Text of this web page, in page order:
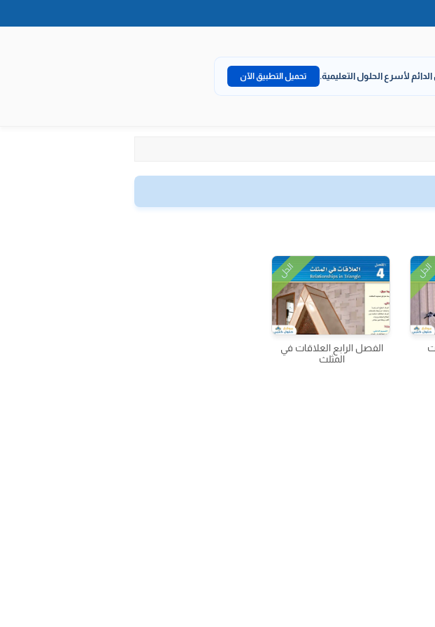
لأسرع الحلول التعليمية. تحميل التطبيق الآن
الحل الحل
الفصل الرابع العلاقات في
المثلث